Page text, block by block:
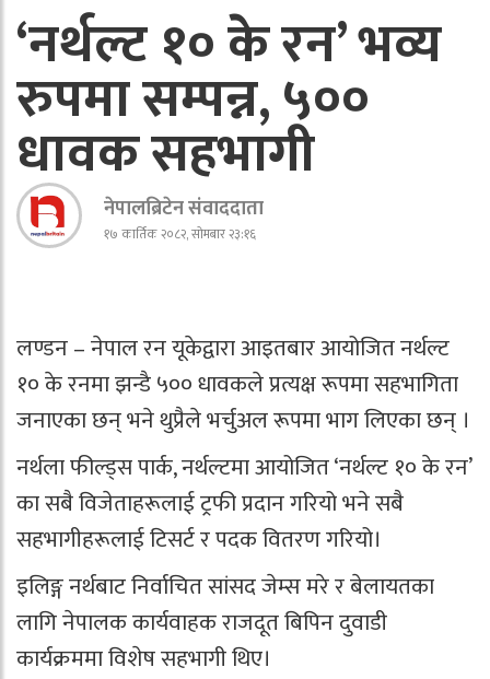
‘नर्थल्ट १० के रन’ भव्य
रुपमा सम्पन्न, ५००
धावक सहभागी
नेपालब्रिटेन संवाददाता
१७ कार्तिक २०८२, सोमबार २३:१६
लण्डन – नेपाल रन यूकेद्वारा आइतबार आयोजित नर्थल्ट
१० के रनमा झन्डै ५०० धावकले प्रत्यक्ष रूपमा सहभागिता
जनाएका छन् भने थुप्रैले भर्चुअल रूपमा भाग लिएका छन् ।
नर्थला फील्ड्स पार्क, नर्थल्टमा आयोजित ‘नर्थल्ट १० के रन’
का सबै विजेताहरूलाई ट्रफी प्रदान गरियो भने सबै
सहभागीहरूलाई टिसर्ट र पदक वितरण गरियो।
इलिङ्ग नर्थबाट निर्वाचित सांसद जेम्स मरे र बेलायतका
लागि नेपालक कार्यवाहक राजदूत बिपिन दुवाडी
कार्यक्रममा विशेष सहभागी थिए।